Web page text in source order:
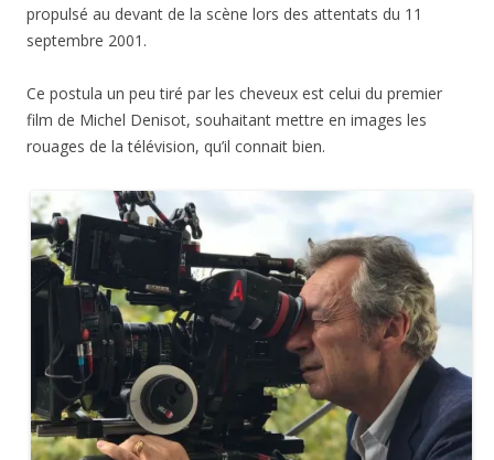
propulsé au devant de la scène lors des attentats du 11
septembre 2001.
Ce postula un peu tiré par les cheveux est celui du premier
film de Michel Denisot, souhaitant mettre en images les
rouages de la télévision, qu’il connait bien.